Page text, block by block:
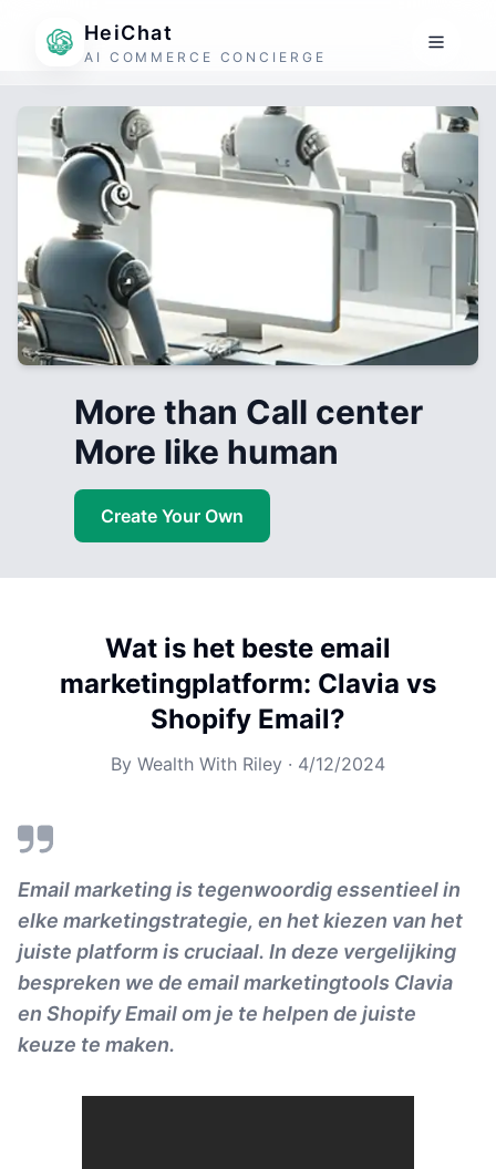
HeiChat
AI COMMERCE CONCIERGE
More than Call center
More like human
Create Your Own
Wat is het beste email
marketingplatform: Clavia vs
Shopify Email?
By Wealth With Riley · 4/12/2024
Email marketing is tegenwoordig essentieel in
elke marketingstrategie, en het kiezen van het
juiste platform is cruciaal. In deze vergelijking
bespreken we de email marketingtools Clavia
en Shopify Email om je te helpen de juiste
keuze te maken.